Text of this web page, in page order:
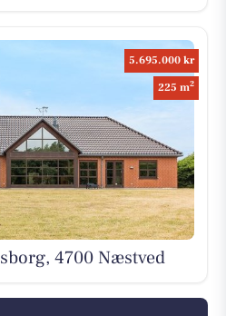
5.695.000 kr
225 m2
4700 Næstved